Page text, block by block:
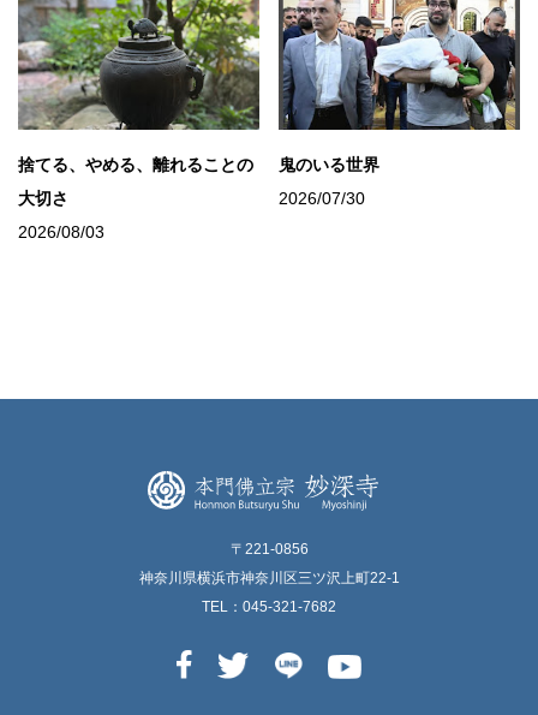
捨てる、やめる、離れることの
大切さ
2026/08/03
鬼のいる世界
2026/07/30
〒221-0856
神奈川県横浜市神奈川区三ツ沢上町22-1
TEL：045-321-7682